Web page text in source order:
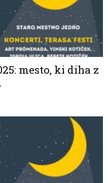
mesto, ki diha z